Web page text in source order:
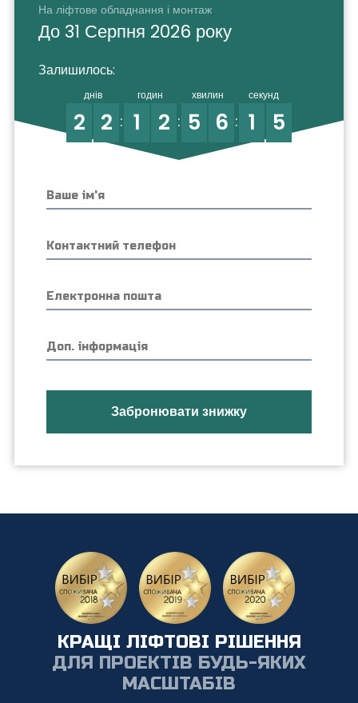
На ліфтове обладнання і монтаж
До 31 Серпня 2026 року
Залишилось:
днів
2 2
годин
1 2
хвилин
5 6
секунд
1 4
КРАЩІ ЛІФТОВІ РІШЕННЯ
ДЛЯ ПРОЕКТІВ БУДЬ-ЯКИХ
МАСШТАБІВ